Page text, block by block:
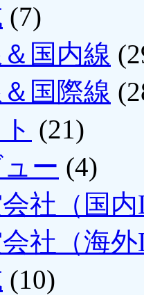
(7)
国内線
国際線
(21)
ー (4)
社（国
社（海
(10)